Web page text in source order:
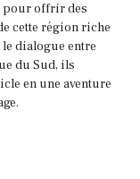
pour offrir des
cette région riche
le dialogue entre
du Sud, ils
en une aventure